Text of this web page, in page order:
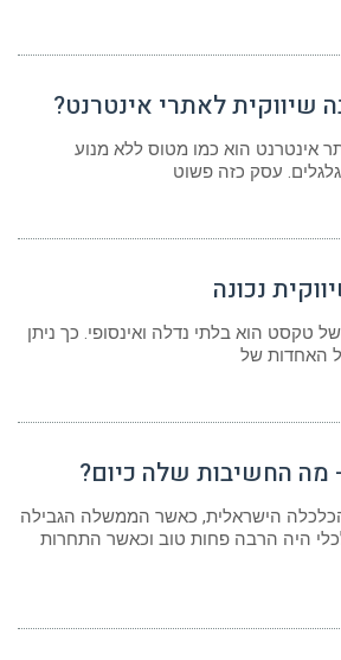
שיווקית לאתרי אינטרנט?
אינטרנט הוא כמו מטוס ללא מנוע
גלגלים. עסק כזה פשוט
נכונה
טקסט הוא בלתי נדלה ואינסופי. כך ניתן
האחדות של
מה החשיבות שלה כיום?
הישראלית, כאשר הממשלה הגבילה
היה הרבה פחות טוב וכאשר התחרות